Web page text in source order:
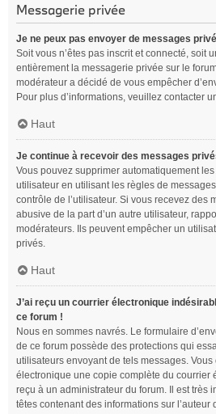
Messagerie privée
Je ne peux pas envoyer de messages
Soit vous n’êtes pas inscrit et connecté, soit
entièrement la messagerie privée sur le
modérateur a décidé de vous empêcher
Pour plus d’informations, veuillez contacter
Haut
Je continue à recevoir des messages
Vous pouvez supprimer automatiquement les
utilisateur en utilisant les règles de
contrôle de l’utilisateur. Si vous recevez des
abusive de la part d’un autre utilisateur,
modérateurs. Ils peuvent empêcher un
privés.
Haut
J’ai reçu un courrier électronique
ce forum !
Nous en sommes navrés. Le formulaire
de ce forum possède des protections qui
utilisateurs envoyant de tels messages.
électronique une copie complète du courrier
reçu à un administrateur du forum. Il est très
têtes contenant des informations sur l’auteur